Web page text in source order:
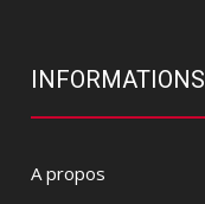
INFORMATIONS
A propos